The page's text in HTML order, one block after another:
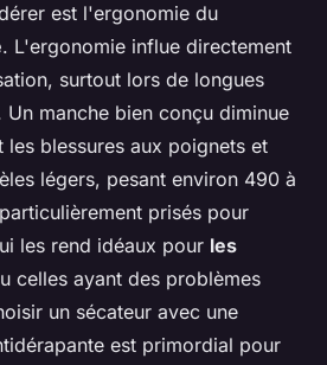
est l'ergonomie du
. L'ergonomie influe directement
surtout lors de longues
Un manche bien conçu diminue
blessures aux poignets et
légers, pesant environ 490 à
prisés pour
les rend idéaux pour les
celles ayant des problèmes
un sécateur avec une
est primordial pour